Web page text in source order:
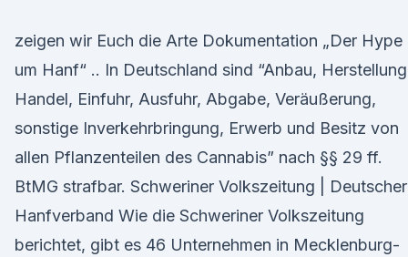
zeigen wir Euch die Arte Dokumentation „Der Hype
um Hanf“ .. In Deutschland sind “Anbau,
Handel, Einfuhr, Ausfuhr, Abgabe, Veräußerung,
sonstige Inverkehrbringung, Erwerb und Besitz von
allen Pflanzenteilen des Cannabis” nach §§ 29 ff.
BtMG strafbar. Schweriner Volkszeitung | Deutscher
Hanfverband Wie die Schweriner Volkszeitung
berichtet, gibt es 46 Unternehmen in Mecklenburg-